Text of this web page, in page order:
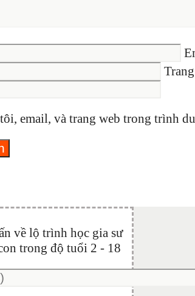
email, và trang web trong trình
về lộ trình học gia sư
trong độ tuổi 2 - 18